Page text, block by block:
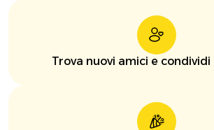
Trova nuovi amici e